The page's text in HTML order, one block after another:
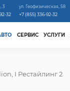
3
32
ул. Геофизическая, 58
+7 (855) 336-92-32
СЕРВИС УСЛУГИ
I Рестайлинг 2